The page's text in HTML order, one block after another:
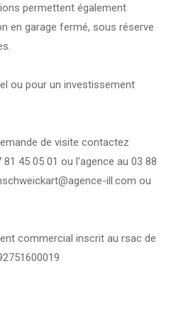
permettent également
en garage fermé, sous réserve
ou pour un investissement
de visite contactez
45 05 01 ou l'agence au 03 88
ill.com ou
commercial inscrit au rsac de